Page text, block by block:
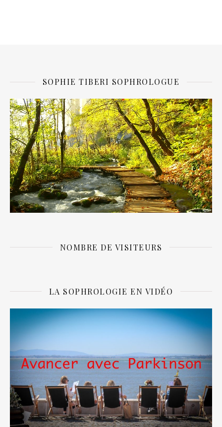
SOPHIE TIBERI SOPHROLOGUE
NOMBRE DE VISITEURS
LA SOPHROLOGIE EN VIDÉO